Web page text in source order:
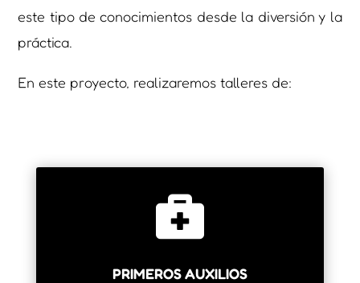
este tipo de conocimientos desde la diversión y la
práctica.
En este proyecto, realizaremos talleres de:

PRIMEROS AUXILIOS